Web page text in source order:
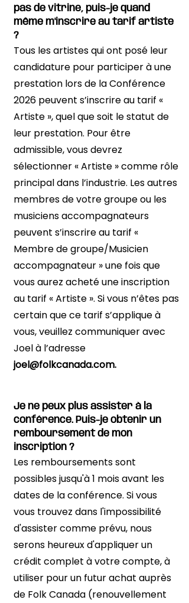
pas de vitrine, puis-je quand
même m'inscrire au tarif artiste
?
Tous les artistes qui ont posé leur
candidature pour participer à une
prestation lors de la Conférence
2026 peuvent s’inscrire au tarif «
Artiste », quel que soit le statut de
leur prestation. Pour être
admissible, vous devrez
sélectionner « Artiste » comme rôle
principal dans l’industrie. Les autres
membres de votre groupe ou les
musiciens accompagnateurs
peuvent s’inscrire au tarif «
Membre de groupe/Musicien
accompagnateur » une fois que
vous aurez acheté une inscription
au tarif « Artiste ». Si vous n’êtes pas
certain que ce tarif s’applique à
vous, veuillez communiquer avec
Joel à l’adresse
joel@folkcanada.com.
Je ne peux plus assister à la
conférence. Puis-je obtenir un
remboursement de mon
inscription ?
Les remboursements sont
possibles jusqu'à 1 mois avant les
dates de la conférence. Si vous
vous trouvez dans l'impossibilité
d'assister comme prévu, nous
serons heureux d'appliquer un
crédit complet à votre compte, à
utiliser pour un futur achat auprès
de Folk Canada (renouvellement